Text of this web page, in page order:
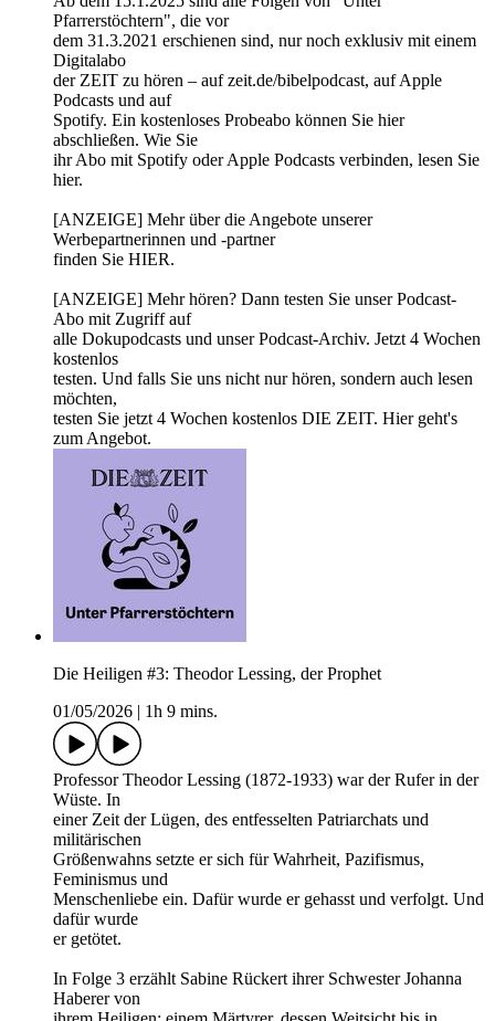
Pfarrerstöchtern", die vor
dem 31.3.2021 erschienen sind, nur noch exklusiv mit einem
Digitalabo
der ZEIT zu hören – auf zeit.de/bibelpodcast, auf Apple
Podcasts und auf
Spotify. Ein kostenloses Probeabo können Sie hier
abschließen. Wie Sie
ihr Abo mit Spotify oder Apple Podcasts verbinden, lesen Sie
hier.
[ANZEIGE] Mehr über die Angebote unserer
Werbepartnerinnen und -partner
finden Sie HIER.
[ANZEIGE] Mehr hören? Dann testen Sie unser Podcast-
Abo mit Zugriff auf
alle Dokupodcasts und unser Podcast-Archiv. Jetzt 4 Wochen
kostenlos
testen. Und falls Sie uns nicht nur hören, sondern auch lesen
möchten,
testen Sie jetzt 4 Wochen kostenlos DIE ZEIT. Hier geht's
zum Angebot.
Die Heiligen #3: Theodor Lessing, der Prophet
01/05/2026
1h 9 mins.
Professor Theodor Lessing (1872-1933) war der Rufer in der
Wüste. In
einer Zeit der Lügen, des entfesselten Patriarchats und
militärischen
Größenwahns setzte er sich für Wahrheit, Pazifismus,
Feminismus und
Menschenliebe ein. Dafür wurde er gehasst und verfolgt. Und
dafür wurde
er getötet.
In Folge 3 erzählt Sabine Rückert ihrer Schwester Johanna
Haberer von